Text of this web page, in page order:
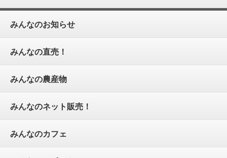
みんなのお知らせ
みんなの直売！
みんなの農産物
みんなのネット販売！
みんなのカフェ